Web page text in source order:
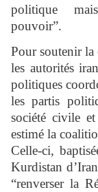
politique
pouvoir”.
Pour soutenir la
les autorités
politiques
les partis
société civile et
estimé la
Celle-ci,
Kurdistan
“renverser la